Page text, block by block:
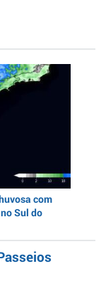
com
Sul do